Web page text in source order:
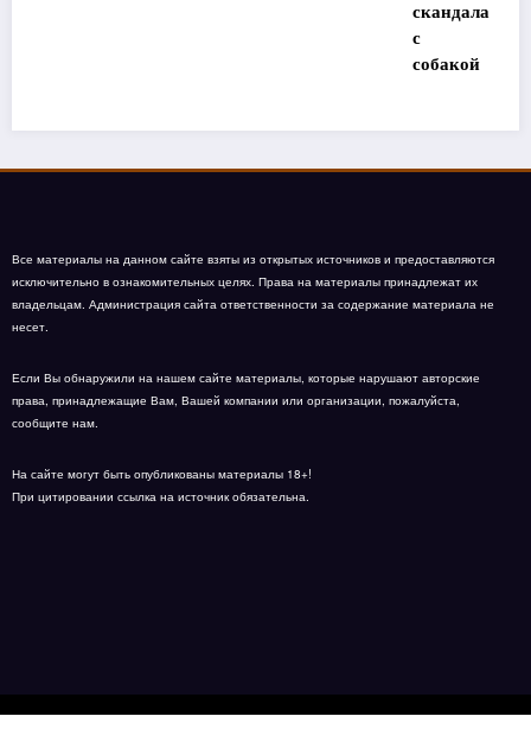
скандала
с
собакой
Все материалы на данном сайте взяты из открытых источников и предоставляются
исключительно в ознакомительных целях. Права на материалы принадлежат их
владельцам. Администрация сайта ответственности за содержание материала не
несет.
Если Вы обнаружили на нашем сайте материалы, которые нарушают авторские
права, принадлежащие Вам, Вашей компании или организации, пожалуйста,
сообщите нам.
На сайте могут быть опубликованы материалы 18+!
При цитировании ссылка на источник обязательна.